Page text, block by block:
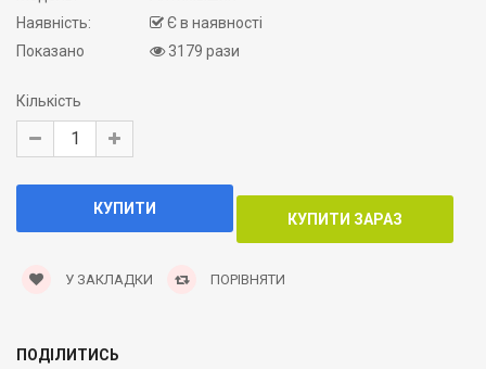
Наявність:
Є в наявності
Показано
3179 рази
Кількість
У ЗАКЛАДКИ ПОРІВНЯТИ
ПОДІЛИТИСЬ